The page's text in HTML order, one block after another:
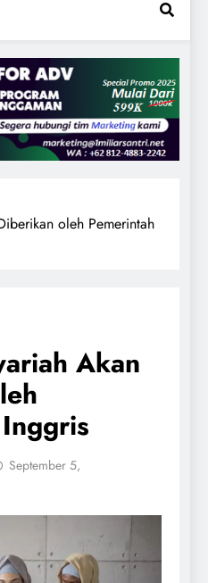
oleh Pemerintah
Akan
September 5,